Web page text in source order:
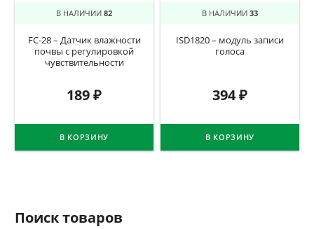
В НАЛИЧИИ 82
FC-28 – Датчик влажности
почвы c регулировкой
чувствительности
189₽
В КОРЗИНУ
В НАЛИЧИИ 33
ISD1820 – модуль записи
голоса
394₽
В КОРЗИНУ
Поиск товаров